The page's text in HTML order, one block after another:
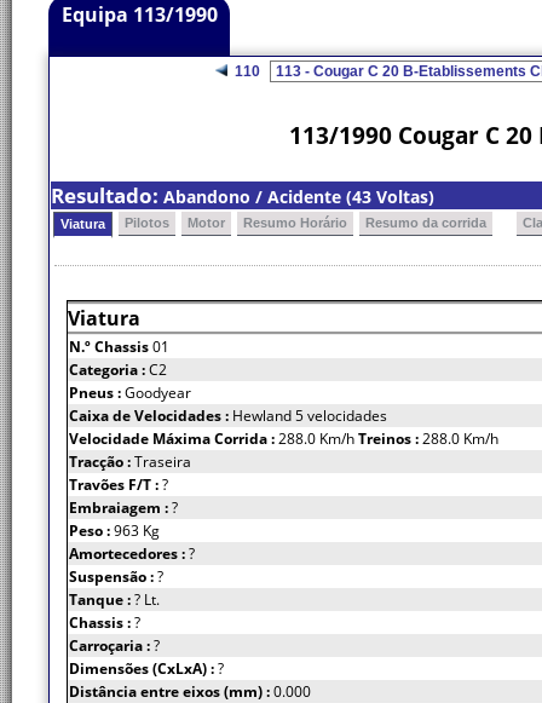
Equipa 113/1990
110
113/1990 Cougar C
Resultado: Abandono / Acidente (43 Voltas)
Viatura Pilotos Motor Resumo Horário Resumo da corrida
Viatura
N.º Chassis01
Categoria :C2
Pneus :Goodyear
Caixa de Velocidades : Hewland 5 velocidades
Velocidade Máxima Corrida :288.0 Km/hTreinos :288.0 Km/h
Tracção :Traseira
Travões F/T :?
Embraiagem :?
Peso :963 Kg
Amortecedores :?
Suspensão :?
Tanque :? Lt.
Chassis :?
Carroçaria :?
Dimensões (CxLxA) :?
Distância entre eixos (mm) :0.000